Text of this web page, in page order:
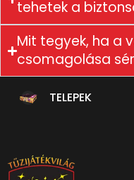
tehetek a
Mit tegyek, ha a
csomagolása
TELEPEK